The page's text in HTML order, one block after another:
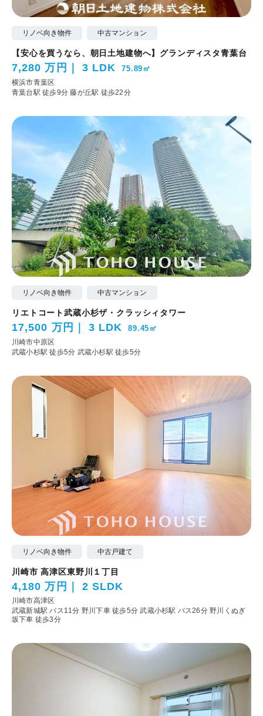
リノベ向き物件 中古マンション
【安心を買うなら、朝日土地建物へ】グランディスタ青葉台
7,280 万円 3 LDK 75.89㎡
横浜市青葉区
青葉台駅 徒歩9分藤が丘駅 徒歩22分
リノベ向き物件 中古マンション
リエトコート武蔵小杉ザ・クラッシィタワー
17,500 万円 3 LDK 89.45㎡
川崎市中原区
武蔵小杉駅 徒歩5分 武蔵小杉駅 徒歩5分
リノベ向き物件 中古戸建て
川崎市 高津区東野川１丁目
4,180 万円 2 SLDK
川崎市高津区
武蔵新城駅 バス11分 野川下車 徒歩5分武蔵小杉駅 バス26分 野川くぬぎ
坂下車 徒歩3分